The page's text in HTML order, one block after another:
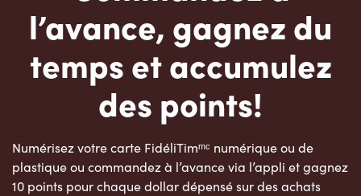
l’avance, gagnez du
temps et accumulez
des points!
Numérisez votre carte FidéliTimᵐᶜ numérique ou de
plastique ou commandez à l’avance via l’appli et gagnez
10 points pour chaque dollar dépensé sur des achats